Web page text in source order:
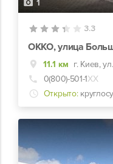
1
3.3
ОККО, улица
11.1 км г. Киев,
0(800)-501-1ХХ
Открыто: